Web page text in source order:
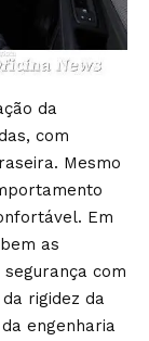
da
com
Mesmo
Em
as
com
rigidez da
engenharia